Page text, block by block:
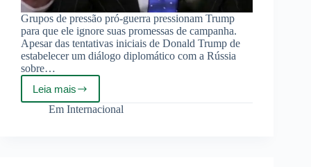
Grupos de pressão pró-guerra pressionam Trump
para que ele ignore suas promessas de campanha.
Apesar das tentativas iniciais de Donald Trump de
estabelecer um diálogo diplomático com a Rússia
sobre…
Leia mais
Ajuda
militar
Em Internacional